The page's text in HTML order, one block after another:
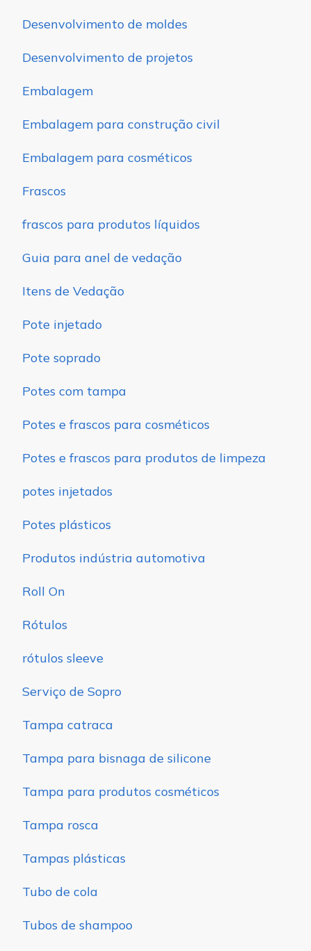
Desenvolvimento de moldes
Desenvolvimento de projetos
Embalagem
Embalagem para construção civil
Embalagem para cosméticos
Frascos
frascos para produtos líquidos
Guia para anel de vedação
Itens de Vedação
Pote injetado
Pote soprado
Potes com tampa
Potes e frascos para cosméticos
Potes e frascos para produtos de limpeza
potes injetados
Potes plásticos
Produtos indústria automotiva
Roll On
Rótulos
rótulos sleeve
Serviço de Sopro
Tampa catraca
Tampa para bisnaga de silicone
Tampa para produtos cosméticos
Tampa rosca
Tampas plásticas
Tubo de cola
Tubos de shampoo